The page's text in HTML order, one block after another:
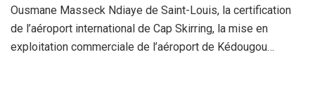
Ousmane Masseck Ndiaye de Saint-Louis, la certification
de l’aéroport international de Cap Skirring, la mise en
exploitation commerciale de l’aéroport de Kédougou…